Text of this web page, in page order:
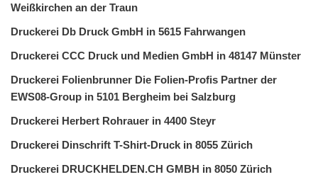
Weißkirchen an der Traun
Druckerei Db Druck GmbH in 5615 Fahrwangen
Druckerei CCC Druck und Medien GmbH in 48147 Münster
Druckerei Folienbrunner Die Folien-Profis Partner der
EWS08-Group in 5101 Bergheim bei Salzburg
Druckerei Herbert Rohrauer in 4400 Steyr
Druckerei Dinschrift T-Shirt-Druck in 8055 Zürich
Druckerei DRUCKHELDEN.CH GMBH in 8050 Zürich